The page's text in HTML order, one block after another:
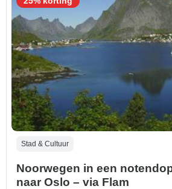
Stad & Cultuur
Noorwegen in een
naar Oslo – via Flam